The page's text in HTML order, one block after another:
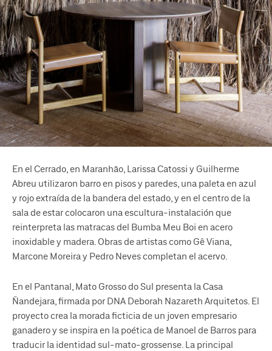
En el Cerrado, en Maranhão, Larissa Catossi y Guilherme
Abreu utilizaron barro en pisos y paredes, una paleta en azul
y rojo extraída de la bandera del estado, y en el centro de la
sala de estar colocaron una escultura-instalación que
reinterpreta las matracas del Bumba Meu Boi en acero
inoxidable y madera. Obras de artistas como Gê Viana,
Marcone Moreira y Pedro Neves completan el acervo.
En el Pantanal, Mato Grosso do Sul presenta la Casa
Ñandejara, firmada por DNA Deborah Nazareth Arquitetos. El
proyecto crea la morada ficticia de un joven empresario
ganadero y se inspira en la poética de Manoel de Barros para
traducir la identidad sul-mato-grossense. La principal